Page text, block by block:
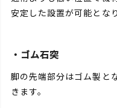
安定した設置が可能とな
・ゴム石突
脚の先端部分はゴム製と
きます。